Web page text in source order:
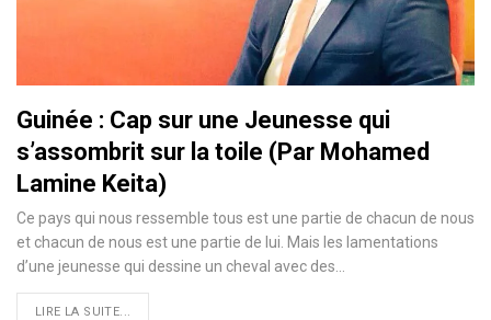
Guinée : Cap sur une Jeunesse qui
s’assombrit sur la toile (Par Mohamed
Lamine Keita)
Ce pays qui nous ressemble tous est une partie de chacun de nous
et chacun de nous est une partie de lui. Mais les lamentations
d’une jeunesse qui dessine un cheval avec des
LIRE LA SUITE...